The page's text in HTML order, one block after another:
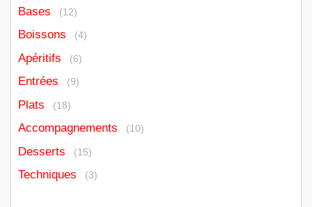
Bases (12)
Boissons (4)
Apéritifs (6)
Entrées (9)
Plats (18)
Accompagnements (10)
Desserts (15)
Techniques (3)